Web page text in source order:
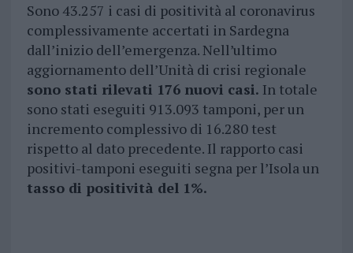
Sono 43.257 i casi di positività al coronavirus
complessivamente accertati in Sardegna
dall’inizio dell’emergenza. Nell’ultimo
aggiornamento dell’Unità di crisi regionale
sono stati rilevati 176 nuovi casi. In totale
sono stati eseguiti 913.093 tamponi, per un
incremento complessivo di 16.280 test
rispetto al dato precedente. Il rapporto casi
positivi-tamponi eseguiti segna per l’Isola un
tasso di positività del 1%.